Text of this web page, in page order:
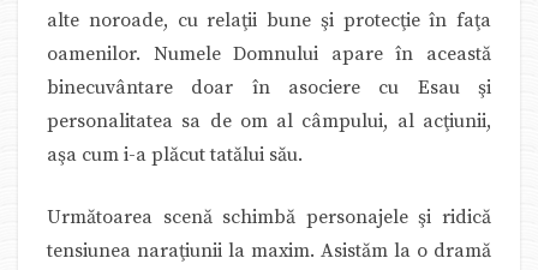
alte noroade, cu relaţii bune şi protecţie în faţa
oamenilor. Numele Domnului apare în această
binecuvântare doar în asociere cu Esau şi
personalitatea sa de om al câmpului, al acţiunii,
aşa cum i-a plăcut tatălui său.
Următoarea scenă schimbă personajele şi ridică
tensiunea naraţiunii la maxim. Asistăm la o dramă